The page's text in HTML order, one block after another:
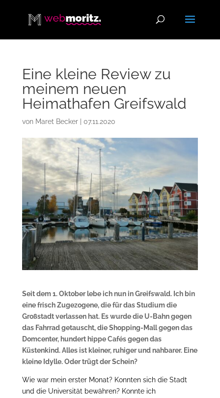
Eine kleine Review zu
meinem neuen
Heimathafen Greifswald
von Maret Becker| 07.11.2020
Seit dem 1. Oktober lebe ich nun in Greifswald. Ich bin
eine frisch Zugezogene, die für das Studium die
Großstadt verlassen hat. Es wurde die U-Bahn gegen
das Fahrrad getauscht, die Shopping-Mall gegen das
Domcenter, hundert hippe Cafés gegen das
Küstenkind. Alles ist kleiner, ruhiger und nahbarer. Eine
kleine Idylle. Oder trügt der Schein?
Wie war mein erster Monat? Konnten sich die Stadt
und die Universität bewähren? Konnte ich